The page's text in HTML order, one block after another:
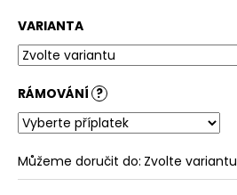
VARIANTA
RÁMOVÁNÍ ?
Můžeme doručit do: Zvolte variantu
D
p
o
r
u
č